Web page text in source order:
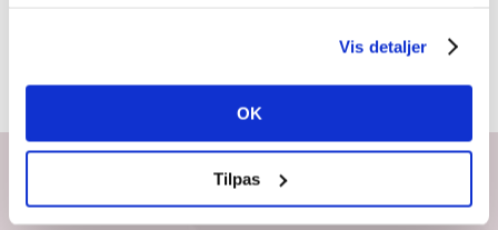
Vis detaljer
OK
Tilpas
349,00 kr.
til